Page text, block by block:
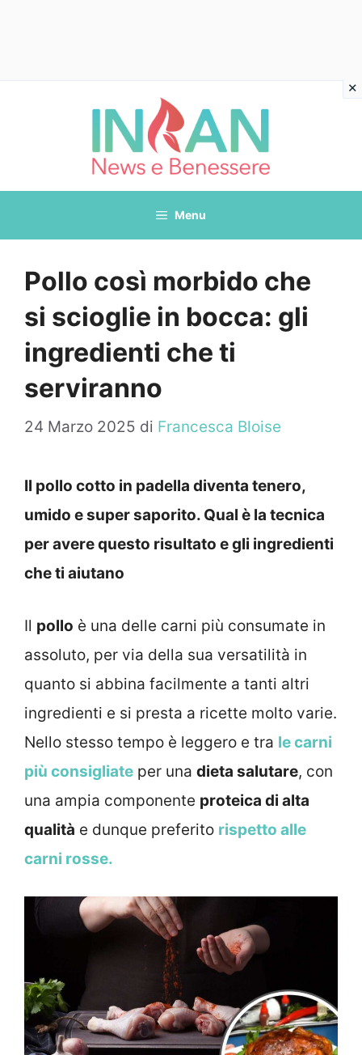
Menu
Pollo così morbido che
si scioglie in bocca: gli
ingredienti che ti
serviranno
24 Marzo 2025 di Francesca Bloise
Il pollo cotto in padella diventa tenero,
umido e super saporito. Qual è la tecnica
per avere questo risultato e gli ingredienti
che ti aiutano
Il pollo è una delle carni più consumate in
assoluto, per via della sua versatilità in
quanto si abbina facilmente a tanti altri
ingredienti e si presta a ricette molto varie.
Nello stesso tempo è leggero e tra le carni
più consigliate per una dieta salutare, con
una ampia componente proteica di alta
qualità e dunque preferito rispetto alle
carni rosse.